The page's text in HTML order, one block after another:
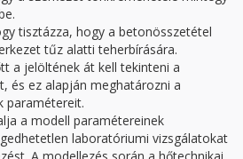
tisztázza, hogy a betonösszetétel
tűz alatti teherbírására.
a jelöltének át kell tekinteni a
és ez alapján meghatározni a
paramétereit.
a modell paramétereinek
laboratóriumi vizsgálatokat